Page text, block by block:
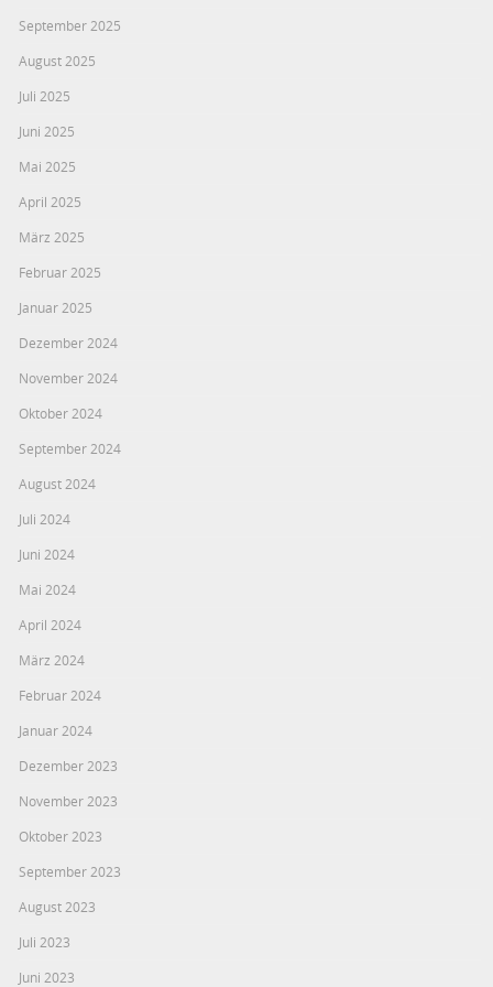
September 2025
August 2025
Juli 2025
Juni 2025
Mai 2025
April 2025
März 2025
Februar 2025
Januar 2025
Dezember 2024
November 2024
Oktober 2024
September 2024
August 2024
Juli 2024
Juni 2024
Mai 2024
April 2024
März 2024
Februar 2024
Januar 2024
Dezember 2023
November 2023
Oktober 2023
September 2023
August 2023
Juli 2023
Juni 2023